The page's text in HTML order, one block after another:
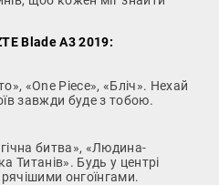
Blade A3 2019:
«One Piece», «Бліч». Нехай
завжди буде з тобою.
битва», «Людина-
Титанів». Будь у центрі
онгоїнгами.